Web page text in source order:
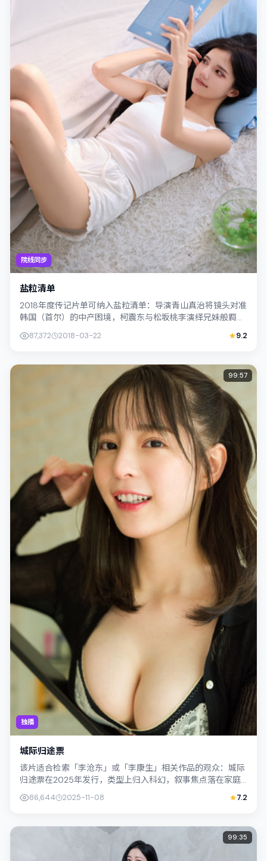
院线同步
盐粒清单
2018年度传记片单可纳入盐粒清单：导演青山真治将镜头对准
韩国（首尔）的中产困境，柯震东与松坂桃李演绎兄妹般羁
87,372 2018-03-22 9.2
独播
99:57
城际归途票
该片适合检索「李沧东」或「李康生」相关作品的观众：城际
归途票在2025年发行，类型上归入科幻，叙事焦点落在家庭
与社会的交错地带；配角层次丰富，值...
86,644 2025-11-08 7.2
99:35